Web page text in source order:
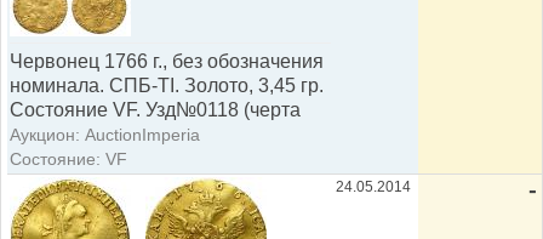
Червонец 1766 г., без обозначения
номинала. СПБ-ТI. Золото, 3,45 гр.
Состояние VF. Узд№0118 (черта
Аукцион: AuctionImperia
Состояние: VF
24.05.2014 -